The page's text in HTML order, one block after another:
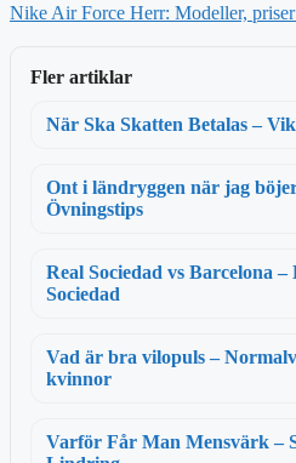
Nike Air Force Herr: Modeller,
Fler artiklar
När Ska Skatten Betalas –
Ont i ländryggen när jag
Övningstips
Real Sociedad vs Barcelona
Sociedad
Vad är bra vilopuls –
kvinnor
Varför Får Man Mensvärk –